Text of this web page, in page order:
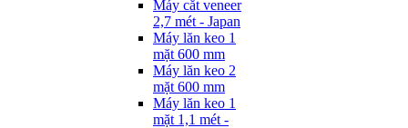
Máy cắt veneer
2,7 mét - Japan
Máy lăn keo 1
mặt 600 mm
Máy lăn keo 2
mặt 600 mm
Máy lăn keo 1
mặt 1,1 mét -